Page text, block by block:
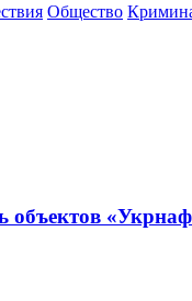
Общество
объектов